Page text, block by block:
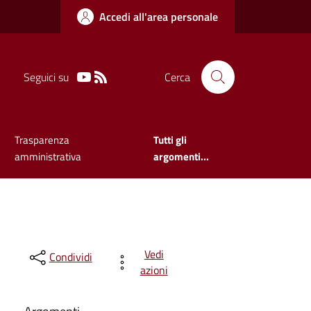
Accedi all'area personale
Seguici su Cerca
Trasparenza
amministrativa
Tutti gli
argomenti...
Condividi
Vedi
azioni